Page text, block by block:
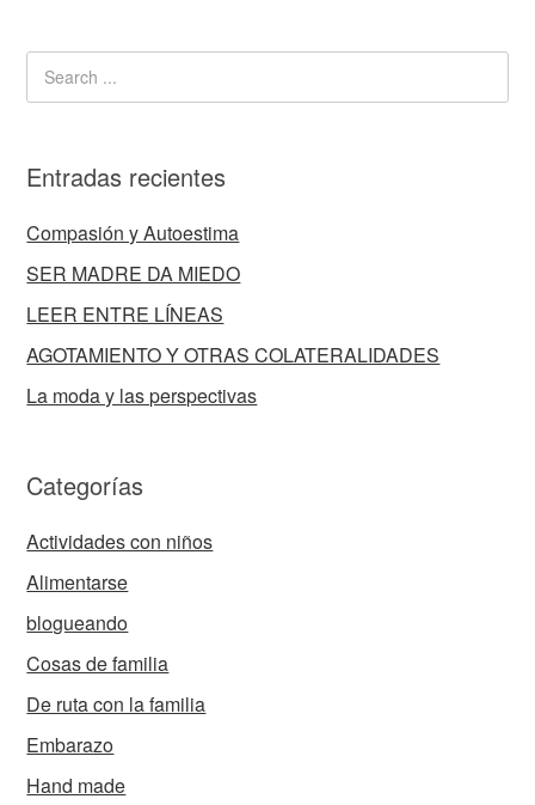
Entradas recientes
Compasión y Autoestima
SER MADRE DA MIEDO
LEER ENTRE LÍNEAS
AGOTAMIENTO Y OTRAS COLATERALIDADES
La moda y las perspectivas
Categorías
Actividades con niños
Alimentarse
blogueando
Cosas de familia
De ruta con la familia
Embarazo
Hand made